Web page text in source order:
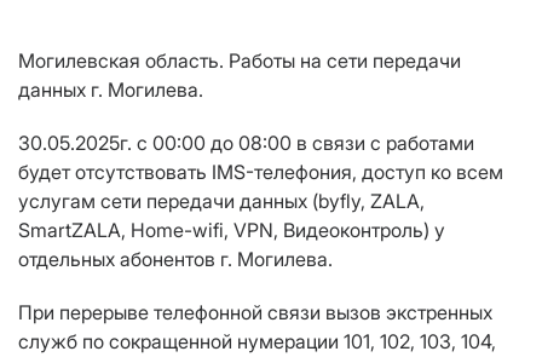
Могилевская область. Работы на сети передачи
данных г. Могилева.
30.05.2025г. с 00:00 до 08:00 в связи с работами
будет отсутствовать IMS-телефония, доступ ко всем
услугам сети передачи данных (byfly, ZALA,
SmartZALA, Home-wifi, VPN, Видеоконтроль) у
отдельных абонентов г. Могилева.
При перерыве телефонной связи вызов экстренных
служб по сокращенной нумерации 101, 102, 103, 104,